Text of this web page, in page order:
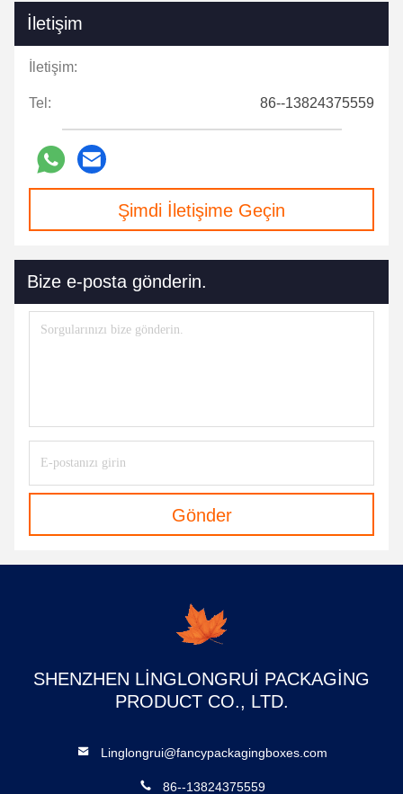
İletişim
İletişim:
Tel: 86--13824375559
Şimdi İletişime Geçin
Bize e-posta gönderin.
Gönder
SHENZHEN LINGLONGRUI PACKAGING
PRODUCT CO., LTD.
Linglongrui@fancypackagingboxes.com
86--13824375559